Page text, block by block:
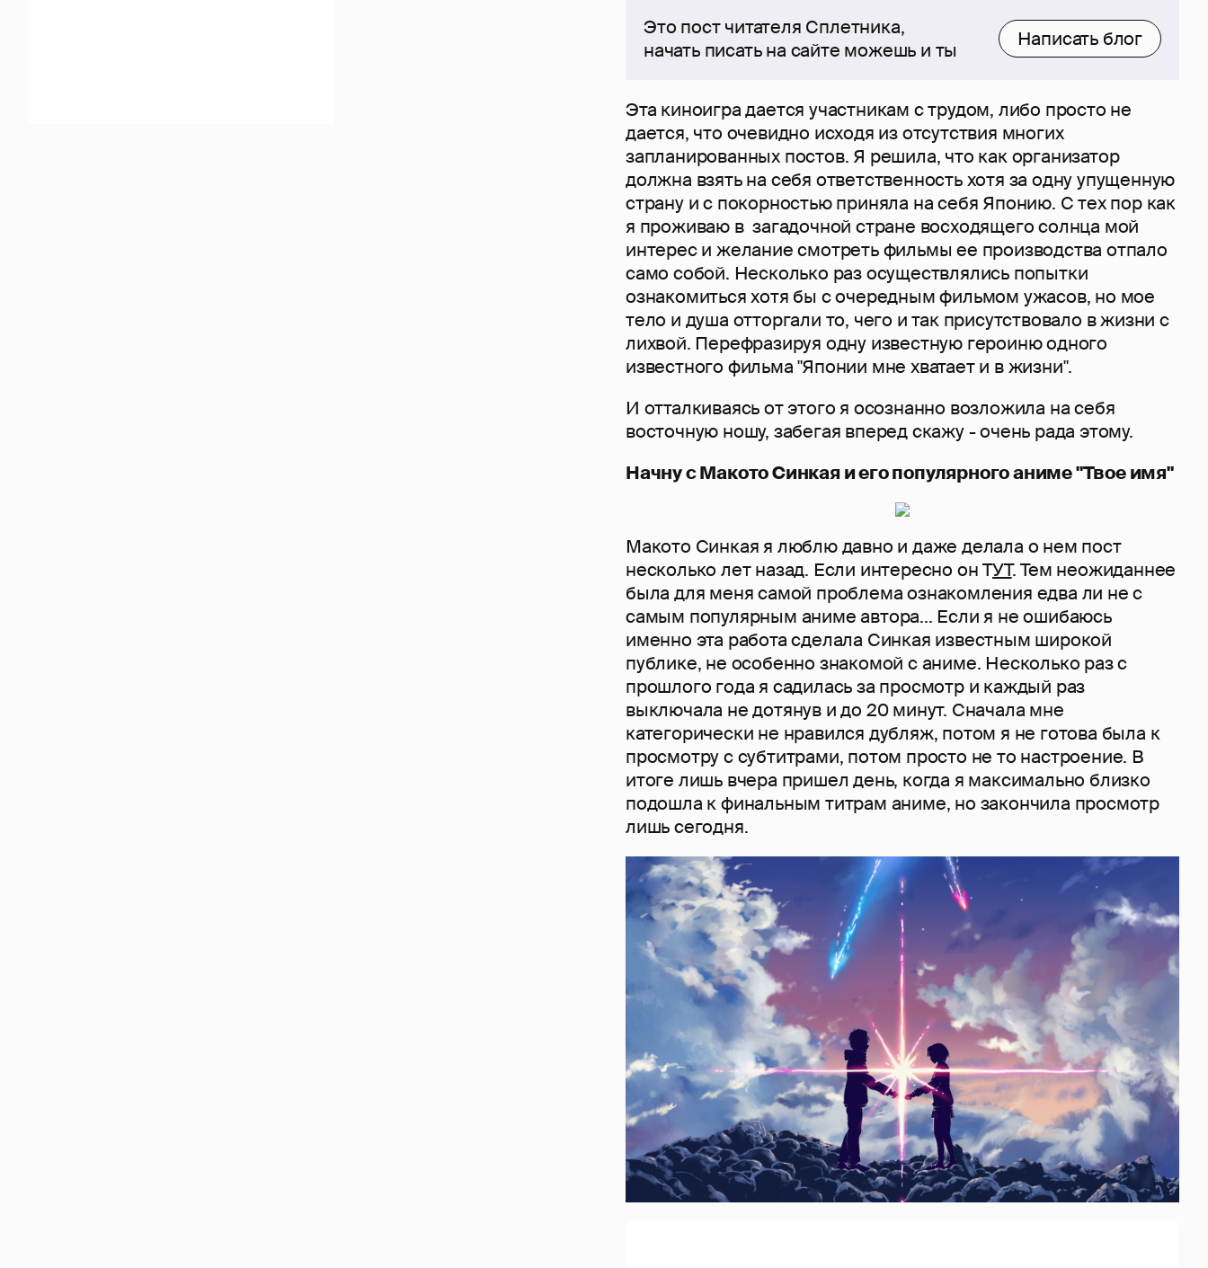
Это пост читателя Сплетника,
начать писать на сайте можешь и ты
Написать блог
Эта киноигра дается участникам с трудом, либо просто не
дается, что очевидно исходя из отсутствия многих
запланированных постов. Я решила, что как организатор
должна взять на себя ответственность хотя за одну упущенную
страну и с покорностью приняла на себя Японию. С тех пор как
я проживаю в загадочной стране восходящего солнца мой
интерес и желание смотреть фильмы ее производства отпало
само собой. Несколько раз осуществлялись попытки
ознакомиться хотя бы с очередным фильмом ужасов, но мое
тело и душа отторгали то, чего и так присутствовало в жизни с
лихвой. Перефразируя одну известную героиню одного
известного фильма "Японии мне хватает и в жизни".
И отталкиваясь от этого я осознанно возложила на себя
восточную ношу, забегая вперед скажу - очень рада этому.
Начну с Макото Синкая и его популярного аниме "Твое имя"
Макото Синкая я люблю давно и даже делала о нем пост
несколько лет назад. Если интересно он ТУТ. Тем неожиданнее
была для меня самой проблема ознакомления едва ли не с
самым популярным аниме автора... Если я не ошибаюсь
именно эта работа сделала Синкая известным широкой
публике, не особенно знакомой с аниме. Несколько раз с
прошлого года я садилась за просмотр и каждый раз
выключала не дотянув и до 20 минут. Сначала мне
категорически не нравился дубляж, потом я не готова была к
просмотру с субтитрами, потом просто не то настроение. В
итоге лишь вчера пришел день, когда я максимально близко
подошла к финальным титрам аниме, но закончила просмотр
лишь сегодня.